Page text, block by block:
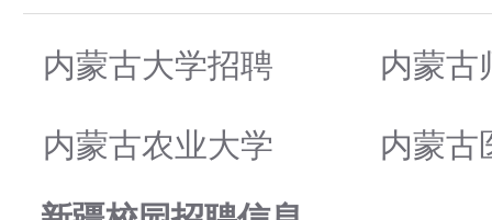
内蒙古大学招聘 内蒙古
内蒙古农业大学 内蒙古